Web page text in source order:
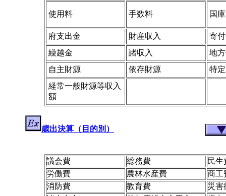
使用料 手数料 国
府支出金 財産収入
寄
繰越金
諸収入
地
自主財源
依存財源
特
経常一般財源等収入
額
歳出決算（目的別）
議会費 総務費
民生
労働費
農林水産費
商工
消防費
教育費
災害